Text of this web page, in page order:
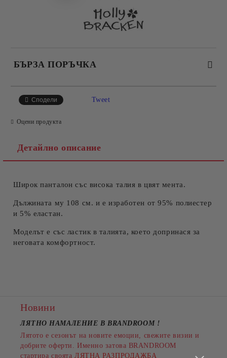
БЪРЗА ПОРЪЧКА
Съгласен съм сПолитиката за лични данни
Ние ще се свържем с вас в рамките на работния ден.
Сподели Tweet
Оцени продукта
Детайлно описание
Широк панталон със висока талия в цвят мента.
Дължината му 108 см. и е изработен от 95% полиестер
и 5% еластан.
Моделът е със ластик в талията, което допринася за
неговата комфортност.
Новини
ЛЯТНО НАМАЛЕНИЕ В BRANDROOM !
Лятото е сезонът на новите емоции, свежите визии и
добрите оферти. Именно затова BRANDROOM
стартира своята ЛЯТНА РАЗПРОДАЖБА